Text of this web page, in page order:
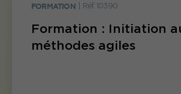
FORMATION Réf. 10390
Formation : Initiation
méthodes agiles